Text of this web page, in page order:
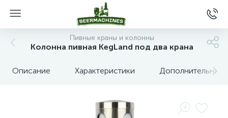
Пивные краны и колонны
Колонна пивная KegLand под два крана
Описание Характеристики Дополнительные